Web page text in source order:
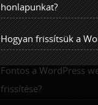
honlapunkat?
Hogyan frissítsük a
Fontos a WordPress
frissítése?